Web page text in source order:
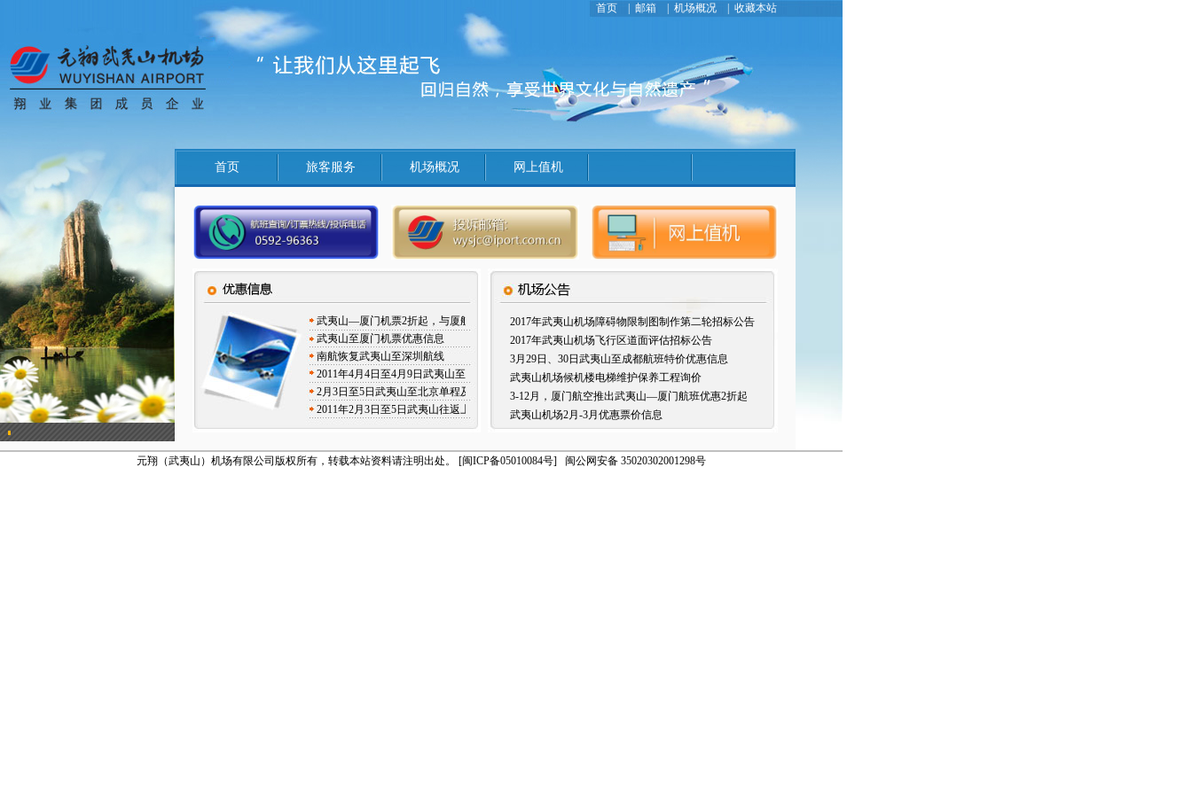
首页 邮箱 机场概况 收藏本站
首页 旅客服务 机场概况 网上值机
武夷山—厦门机票2折起，与厦航相约一起去厦门
武夷山至厦门机票优惠信息
南航恢复武夷山至深圳航线
2011年4月4日至4月9日武夷山至厦门优惠机票信息
2月3日至5日武夷山至北京单程及往返优惠信息
2011年2月3日至5日武夷山往返上海优惠信息
2017年武夷山机场障碍物限制图制作第二轮招标公告
2017年武夷山机场飞行区道面评估招标公告
3月29日、30日武夷山至成都航班特价优惠信息
武夷山机场候机楼电梯维护保养工程询价
3-12月，厦门航空推出武夷山—厦门航班优惠2折起
武夷山机场2月-3月优惠票价信息
元翔（武夷山）机场有限公司版权所有，转载本站资料请注明出处。 [闽ICP备05010084号] 闽公网安备 35020302001298号